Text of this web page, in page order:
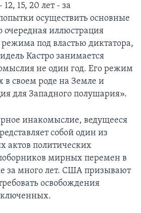
15, 20 лет - за
осуществить основные
очередная иллюстрация
под властью диктатора,
Кастро занимается
не один год. Его режим
в своем роде на Земле и
для Западного полушария».
инакомыслие, ведущееся
собой один из
актов политических
мирных перемен в
за много лет. США призывают
освобождения